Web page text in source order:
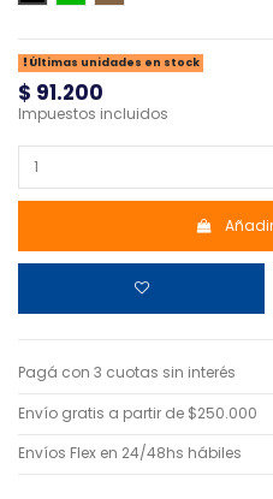
Últimas unidades en stock
$ 91.200
Impuestos incluidos
Pagá con 3 cuotas sin interés
Envío gratis a partir de $250.000
Envíos Flex en 24/48hs hábiles